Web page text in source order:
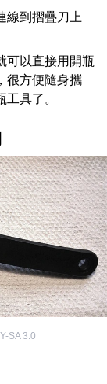
線到摺疊刀上
可以直接用開瓶
很方便隨身攜
具了。
SA 3.0